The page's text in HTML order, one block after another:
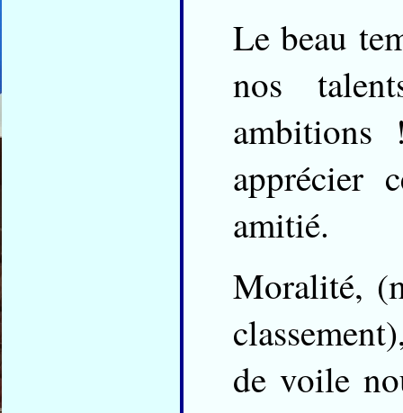
Le beau
nos
apprécier
amitié.
Moralité,
de voile